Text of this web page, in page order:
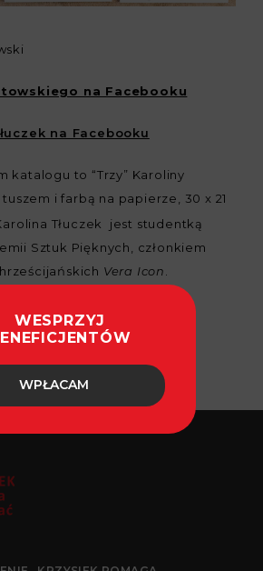
na Facebooku
na Facebooku
katalogu to “Trzy” Karoliny
tuszem i farbą na papierze, 30 x 21
Tłuczek jest studentką
Sztuk Pięknych, członkiem
Vera Icon
WESPRZYJ
WPŁACAM